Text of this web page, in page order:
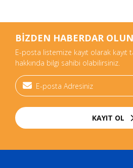
BİZDEN HABERDAR OLUN
E-posta listemize kayıt olarak
hakkında bilgi sahibi olabilirsiniz.
KAYIT OL